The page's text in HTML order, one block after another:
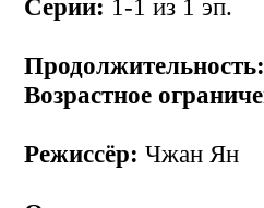
Серии: 1-1 из 1 эп.
Продолжительность:
Возрастное
Режиссёр: Чжан Ян